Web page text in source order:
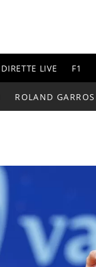
DIRETTE LIVE F1
ROLAND GARROS